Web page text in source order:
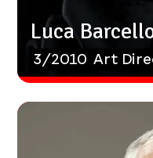
Luca
3/2010 Art